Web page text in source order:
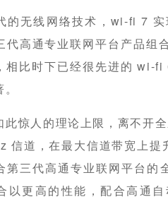
的无线网络技术，wi-fi 7
代高通专业联网平台产品
相比时下已经很先进的 wi-
此惊人的理论上限，离不开
信道，在最大信道带宽上
第三代高通专业联网平台
以更高的性能，配合高通